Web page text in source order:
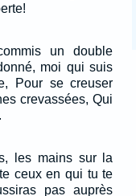
un double
moi qui suis
Pour se creuser
crevassées, Qui
les mains sur la
ceux en qui tu te
pas auprès